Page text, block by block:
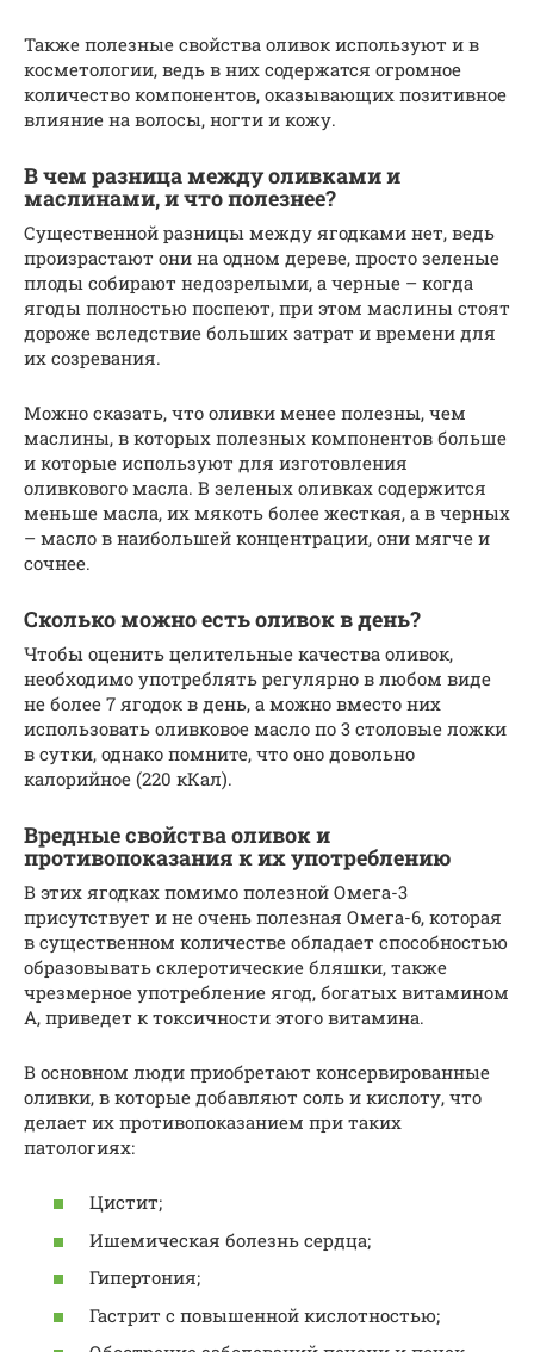
Также полезные свойства оливок используют и в
косметологии, ведь в них содержатся огромное
количество компонентов, оказывающих позитивное
влияние на волосы, ногти и кожу.
В чем разница между оливками и
маслинами, и что полезнее?
Существенной разницы между ягодками нет, ведь
произрастают они на одном дереве, просто зеленые
плоды собирают недозрелыми, а черные – когда
ягоды полностью поспеют, при этом маслины стоят
дороже вследствие больших затрат и времени для
их созревания.
Можно сказать, что оливки менее полезны, чем
маслины, в которых полезных компонентов больше
и которые используют для изготовления
оливкового масла. В зеленых оливках содержится
меньше масла, их мякоть более жесткая, а в черных
– масло в наибольшей концентрации, они мягче и
сочнее.
Сколько можно есть оливок в день?
Чтобы оценить целительные качества оливок,
необходимо употреблять регулярно в любом виде
не более 7 ягодок в день, а можно вместо них
использовать оливковое масло по 3 столовые ложки
в сутки, однако помните, что оно довольно
калорийное (220 кКал).
Вредные свойства оливок и
противопоказания к их употреблению
В этих ягодках помимо полезной Омега-3
присутствует и не очень полезная Омега-6, которая
в существенном количестве обладает способностью
образовывать склеротические бляшки, также
чрезмерное употребление ягод, богатых витамином
А, приведет к токсичности этого витамина.
В основном люди приобретают консервированные
оливки, в которые добавляют соль и кислоту, что
делает их противопоказанием при таких
патологиях:
Цистит;
Ишемическая болезнь сердца;
Гипертония;
Гастрит с повышенной кислотностью;